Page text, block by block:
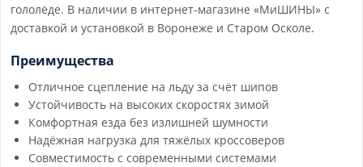
гололёде. В наличии в интернет-магазине «МиШИНЫ» с
доставкой и установкой в Воронеже и Старом Осколе.
Преимущества
Отличное сцепление на льду за счёт шипов
Устойчивость на высоких скоростях зимой
Комфортная езда без излишней шумности
Надёжная нагрузка для тяжёлых кроссоверов
Совместимость с современными системами